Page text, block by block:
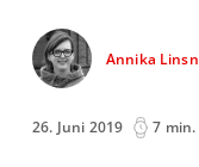
Annika
26. Juni 2019 7 min.